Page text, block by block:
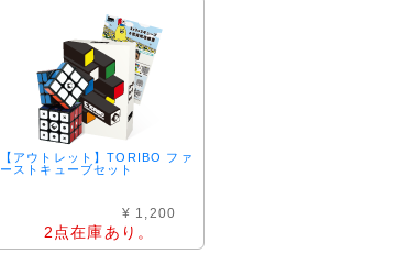
【アウトレット】TORIBO ファ
ーストキューブセット
¥ 1,200
2点在庫あり。